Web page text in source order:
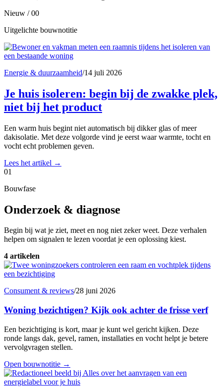
Nieuw / 00
Uitgelichte bouwnotitie
Energie & duurzaamheid/14 juli 2026
Je huis isoleren: begin bij de zwakke plek,
niet bij het product
Een warm huis begint niet automatisch bij dikker glas of meer
dakisolatie. Met deze volgorde vind je eerst waar warmte, tocht en
vocht echt problemen geven.
Lees het artikel →
01
Bouwfase
Onderzoek & diagnose
Begin bij wat je ziet, meet en nog niet zeker weet. Deze verhalen
helpen om signalen te lezen voordat je een oplossing kiest.
4 artikelen
Consument & reviews/28 juni 2026
Woning bezichtigen? Kijk ook achter de frisse verf
Een bezichtiging is kort, maar je kunt wel gericht kijken. Deze
ronde langs dak, gevel, ramen, installaties en vocht helpt je betere
vervolgvragen stellen.
Open bouwnotitie →